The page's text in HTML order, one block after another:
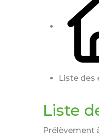
Liste des
Liste
Prélèvement